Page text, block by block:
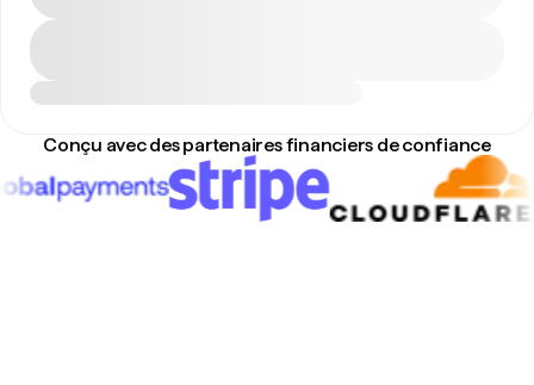
Conçu avec des partenaires financiers de confiance